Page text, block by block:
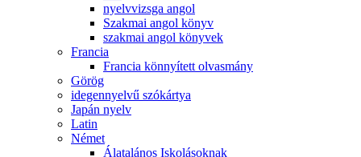
nyelvvizsga angol
Szakmai angol könyv
szakmai angol könyvek
Francia
Francia könnyített olvasmány
Görög
idegennyelvű szókártya
Japán nyelv
Latin
Német
Álatalános Iskolásoknak